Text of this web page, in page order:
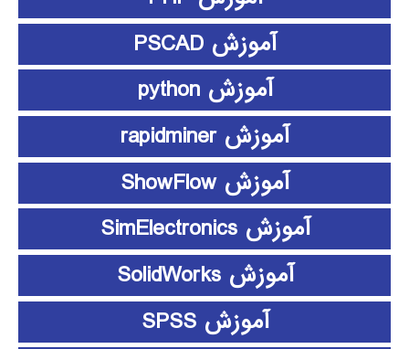
آموزش PSCAD
آموزش python
آموزش rapidminer
آموزش ShowFlow
آموزش SimElectronics
آموزش SolidWorks
آموزش SPSS